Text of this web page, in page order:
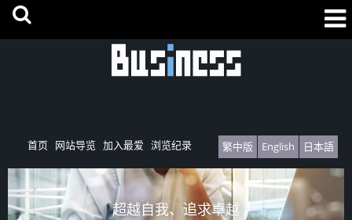
首页 网站导览 加入最爱 繁中版 English 日本語
浏览纪录
超越自我、追求卓越